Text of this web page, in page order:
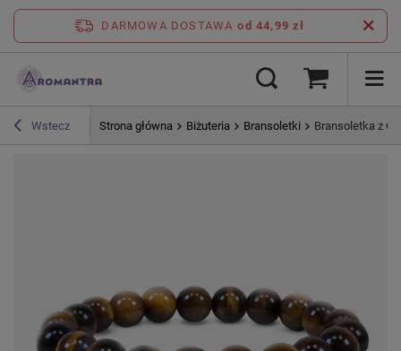
DARMOWA DOSTAWA od 44,99 zł
Wstecz Strona główna Biżuteria Bransoletki Bransoletka z